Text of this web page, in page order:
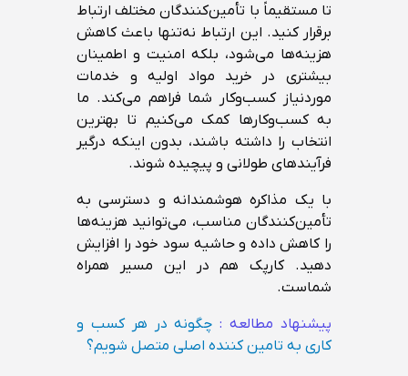
تا مستقیماً با تأمین‌کنندگان مختلف ارتباط
برقرار کنید. این ارتباط نه‌تنها باعث کاهش
هزینه‌ها می‌شود، بلکه امنیت و اطمینان
بیشتری در خرید مواد اولیه و خدمات
موردنیاز کسب‌وکار شما فراهم می‌کند. ما
به کسب‌وکارها کمک می‌کنیم تا بهترین
انتخاب را داشته باشند، بدون اینکه درگیر
فرآیندهای طولانی و پیچیده شوند.
با یک مذاکره هوشمندانه و دسترسی به
تأمین‌کنندگان مناسب، می‌توانید هزینه‌ها
را کاهش داده و حاشیه سود خود را افزایش
دهید. کارپک هم در این مسیر همراه
شماست.
پیشنهاد مطالعه : چگونه در هر کسب و
کاری به تامین کننده اصلی متصل شویم؟